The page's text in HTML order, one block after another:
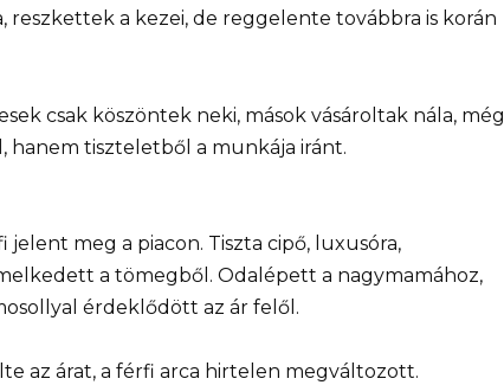
reszkettek a kezei, de reggelente továbbra is korán
csak köszöntek neki, mások vásároltak nála, még
hanem tiszteletből a munkája iránt.
meg a piacon. Tiszta cipő, luxusóra,
a tömegből. Odalépett a nagymamához,
érdeklődött az ár felől.
az árat, a férfi arca hirtelen megváltozott.